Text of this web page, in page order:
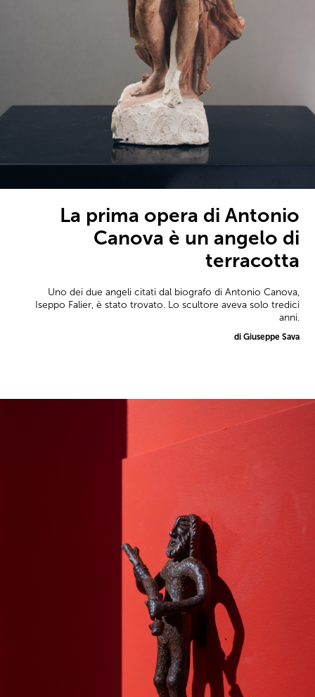
La prima opera di Antonio
Canova è un angelo di
terracotta
Uno dei due angeli citati dal biografo di Antonio Canova,
Iseppo Falier, è stato trovato. Lo scultore aveva solo tredici
anni.
di Giuseppe Sava